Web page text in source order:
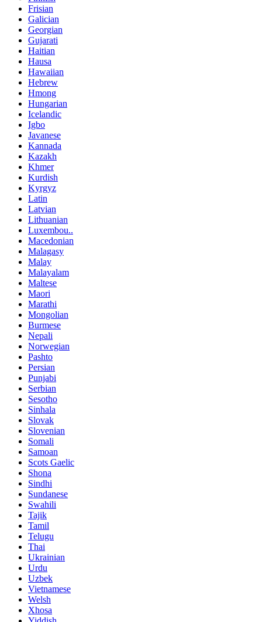
Frisian
Galician
Georgian
Gujarati
Haitian
Hausa
Hawaiian
Hebrew
Hmong
Hungarian
Icelandic
Igbo
Javanese
Kannada
Kazakh
Khmer
Kurdish
Kyrgyz
Latin
Latvian
Lithuanian
Luxembou..
Macedonian
Malagasy
Malay
Malayalam
Maltese
Maori
Marathi
Mongolian
Burmese
Nepali
Norwegian
Pashto
Persian
Punjabi
Serbian
Sesotho
Sinhala
Slovak
Slovenian
Somali
Samoan
Scots Gaelic
Shona
Sindhi
Sundanese
Swahili
Tajik
Tamil
Telugu
Thai
Ukrainian
Urdu
Uzbek
Vietnamese
Welsh
Xhosa